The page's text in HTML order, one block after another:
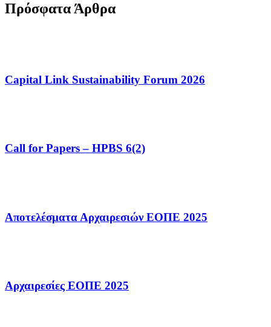
Πρόσφατα Άρθρα
Capital Link Sustainability Forum 2026
Call for Papers – HPBS 6(2)
Αποτελέσματα Αρχαιρεσιών ΕΟΠΕ 2025
Αρχαιρεσίες ΕΟΠΕ 2025